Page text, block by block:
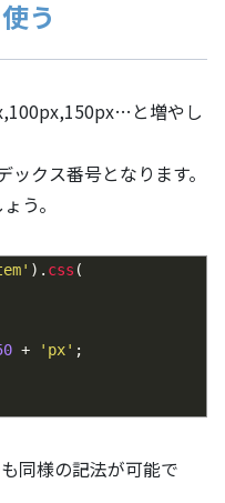
う
と増やし
クス番号となります。
う。
) . css (
+ 'px' ;
同様の記法が可能で